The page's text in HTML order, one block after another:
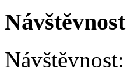
Návštěvnost
Návštěvnost: